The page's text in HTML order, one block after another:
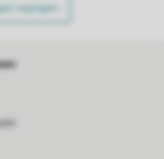
wijzigen